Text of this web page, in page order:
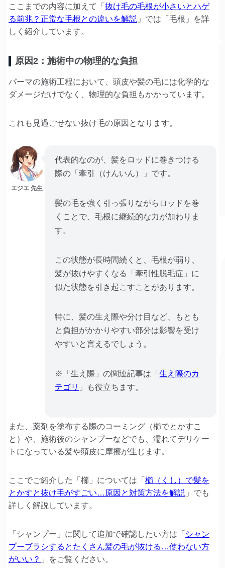
ここまでの内容に加えて「 抜け毛の毛根が小さいとハゲ
る前兆？正常な毛根との違いを解説 」では「毛根」を詳
しく紹介しています。
原因2：施術中の物理的な負担
パーマの施術工程において、頭皮や髪の毛には化学的な
ダメージだけでなく、物理的な負担もかかっています。
これも見過ごせない抜け毛の原因となります。
エジエ 先生
代表的なのが、髪をロッドに巻きつける
際の「牽引（けんいん）」です。
髪の毛を強く引っ張りながらロッドを巻
くことで、毛根に継続的な力が加わりま
す。
この状態が長時間続くと、毛根が弱り、
髪が抜けやすくなる「牽引性脱毛症」に
似た状態を引き起こすことがあります。
特に、髪の生え際や分け目など、もとも
と負担がかかりやすい部分は影響を受け
やすいと言えるでしょう。
※「生え際」の関連記事は「 生え際のカ
テゴリ 」も役立ちます。
また、薬剤を塗布する際のコーミング（櫛でとかすこ
と）や、施術後のシャンプーなどでも、濡れてデリケー
トになっている髪や頭皮に摩擦が生じます。
ここでご紹介した「櫛」については「 櫛（くし）で髪を
とかすと抜け毛がすごい…原因と対策方法を解説 」でも
詳しく解説しています。
「シャンプー」に関して追加で確認したい方は「 シャン
プーブラシするとたくさん髪の毛が抜ける…使わない方
がいい？ 」をご覧ください。